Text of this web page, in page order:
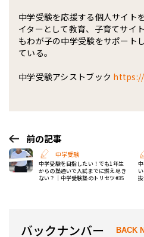
中学受験を応援する個人サイト
イターとして教育、子育てサイ
もわが子の中学受験をサポート
ている。
中学受験アシストブック
前の記事
中学受験
中学受験を目指したい！でも1年生
からの塾通いで入試までに燃え尽き
ない？│中学受験塾のトリセツ#35
バックナンバー BACK